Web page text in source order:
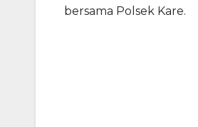
bersama Polsek Kare.